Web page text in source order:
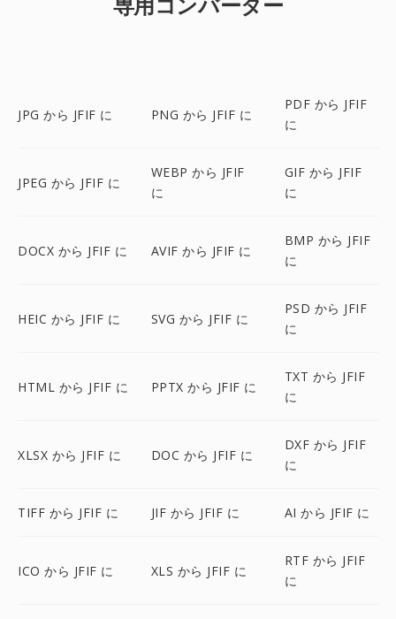
JPG から JFIF に PNG から JFIF に
PDF から JFIF
に
JPEG から JFIF に
WEBP から JFIF
に
GIF から JFIF
に
DOCX から JFIF に AVIF から JFIF に
BMP から JFIF
に
HEIC から JFIF に SVG から JFIF に
PSD から JFIF
に
HTML から JFIF に PPTX から JFIF に
TXT から JFIF
に
XLSX から JFIF に DOC から JFIF に
DXF から JFIF
に
TIFF から JFIF に JIF から JFIF に AI から JFIF に
ICO から JFIF に XLS から JFIF に
RTF から JFIF
に